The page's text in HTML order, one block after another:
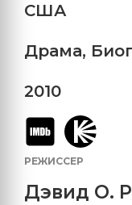
США
Драма,
2010
РЕЖИССЕР
Дэвид О.